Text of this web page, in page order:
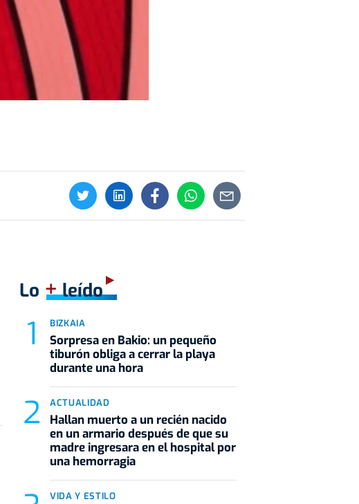
Lo +leído
BIZKAIA
Sorpresa en Bakio: un pequeño
tiburón obliga a cerrar la playa
durante una hora
ACTUALIDAD
Hallan muerto a un recién nacido
en un armario después de que su
madre ingresara en el hospital por
una hemorragia
VIDA Y ESTILO